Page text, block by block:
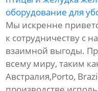
оборудование для
Мы искренне
к сотрудничеству с
взаимной выгоды.
всему миру, таким
Австралия,Porto,